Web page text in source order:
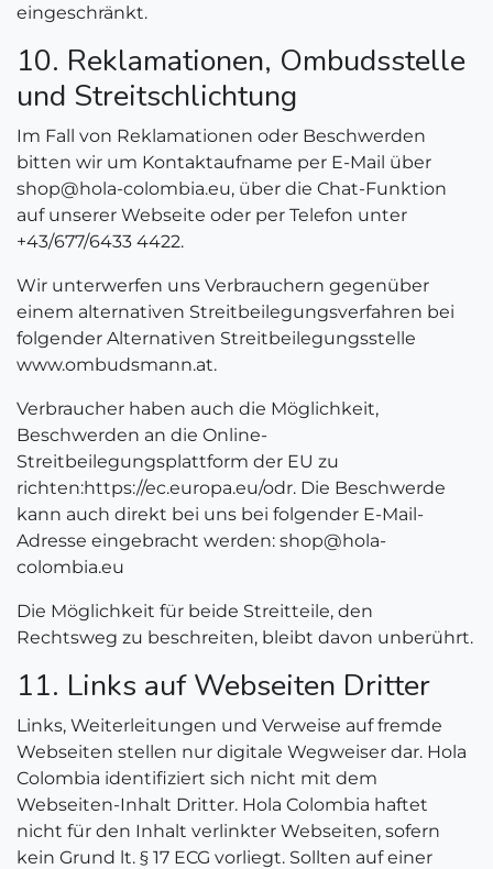
eingeschränkt.
10. Reklamationen, Ombudsstelle
und Streitschlichtung
Im Fall von Reklamationen oder Beschwerden
bitten wir um Kontaktaufname per E-Mail über
shop@hola-colombia.eu, über die Chat-Funktion
auf unserer Webseite oder per Telefon unter
+43/677/6433 4422.
Wir unterwerfen uns Verbrauchern gegenüber
einem alternativen Streitbeilegungsverfahren bei
folgender Alternativen Streitbeilegungsstelle
www.ombudsmann.at.
Verbraucher haben auch die Möglichkeit,
Beschwerden an die Online-
Streitbeilegungsplattform der EU zu
richten:https://ec.europa.eu/odr. Die Beschwerde
kann auch direkt bei uns bei folgender E-Mail-
Adresse eingebracht werden: shop@hola-
colombia.eu
Die Möglichkeit für beide Streitteile, den
Rechtsweg zu beschreiten, bleibt davon unberührt.
11. Links auf Webseiten Dritter
Links, Weiterleitungen und Verweise auf fremde
Webseiten stellen nur digitale Wegweiser dar. Hola
Colombia identifiziert sich nicht mit dem
Webseiten-Inhalt Dritter. Hola Colombia haftet
nicht für den Inhalt verlinkter Webseiten, sofern
kein Grund lt. § 17 ECG vorliegt. Sollten auf einer